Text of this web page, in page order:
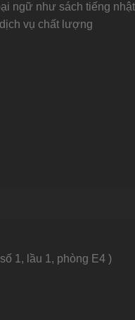
ngữ như sách tiếng
vụ chất lượng
1, lầu 1, phòng E4 )